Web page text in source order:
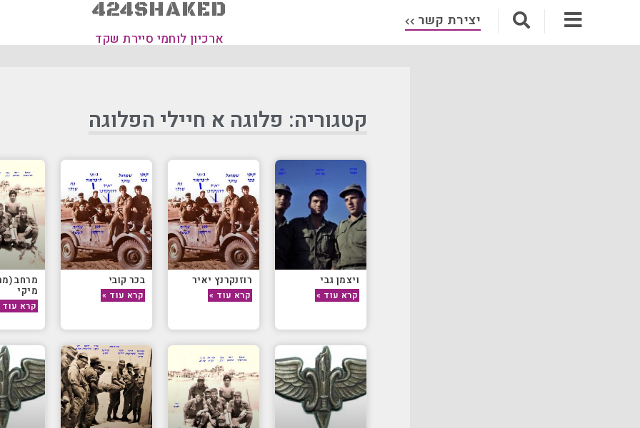
יצירת קשר 424SHAKED
ארכיון לוחמי סיירת שקד
קטגוריה: פלוגה א חיילי הפלוגה
ויצמן גבי
קרא עוד »
רוזנקרנץ יאיר
קרא עוד »
בכר קובי
קרא עוד »
מרחב
מיקי
קרא עוד